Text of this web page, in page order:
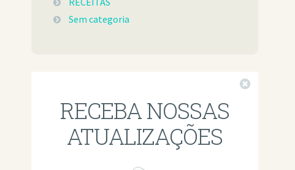
Sem categoria
RECEBA NOSSAS
ATUALIZAÇÕES